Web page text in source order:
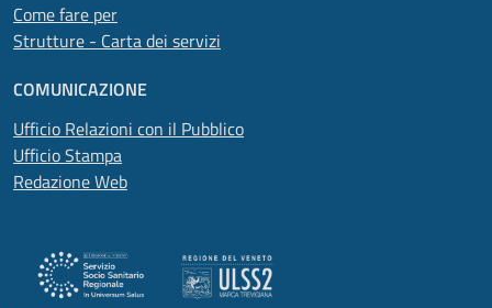
Come fare per
Strutture - Carta dei servizi
COMUNICAZIONE
Ufficio Relazioni con il Pubblico
Ufficio Stampa
Redazione Web